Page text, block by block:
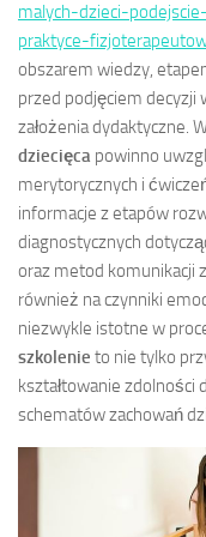
malych-dzieci-
praktyce-
obszarem wiedzy,
przed podjęciem decyzji
założenia dydaktyczne.
dziecięca powinno
merytorycznych i
informacje z etapów
diagnostycznych
oraz metod komunikacji
również na czynniki
niezwykle istotne w
szkolenie to nie tylko
kształtowanie zdolności
schematów zachowań